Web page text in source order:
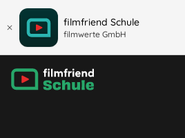
filmfriend Schule
filmwerte GmbH